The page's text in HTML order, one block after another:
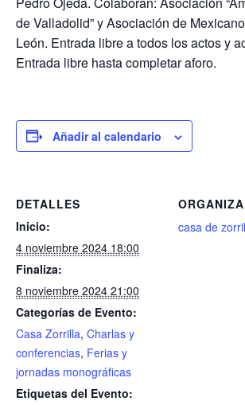
de Valladolid” y Asociación de
León. Entrada libre a todos los actos y
Entrada libre hasta completar aforo.
Añadir al calendario
DETALLES
Inicio:
4 noviembre 2024 18:00
Finaliza:
8 noviembre 2024 21:00
Categorías de Evento:
Casa Zorrilla, Charlas y
conferencias, Ferias y
jornadas monográficas
Etiquetas del Evento:
casa de